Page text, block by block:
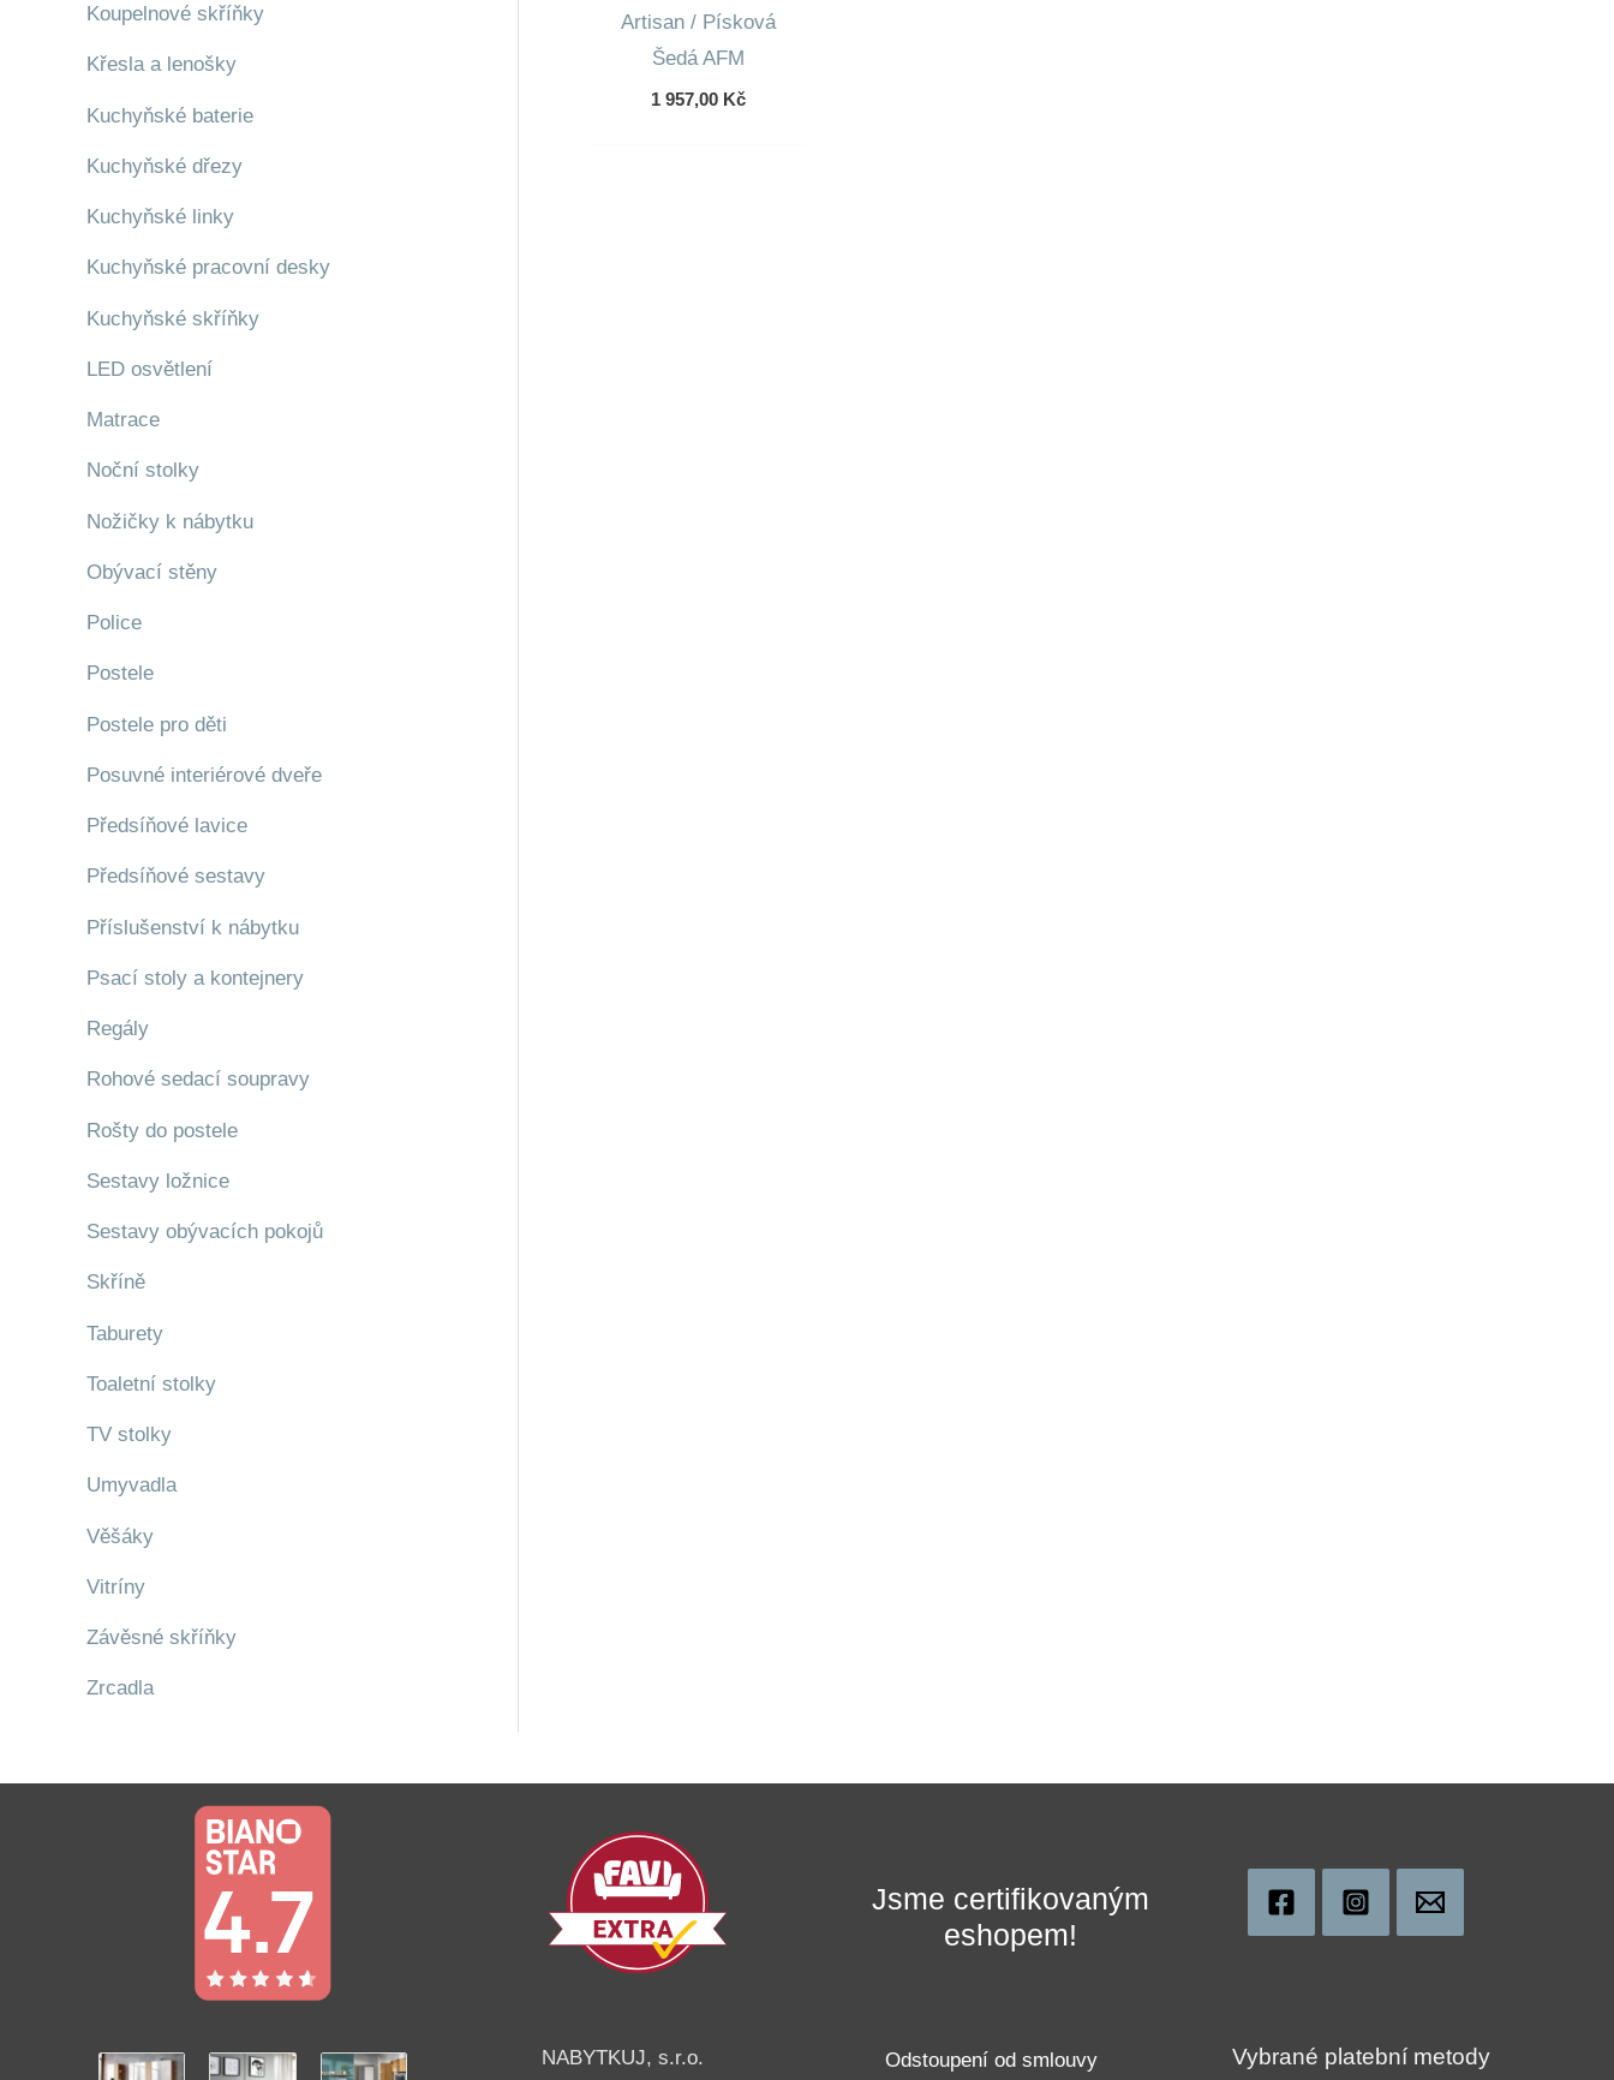
Koupelnové skříňky
Křesla a lenošky
Kuchyňské baterie
Kuchyňské dřezy
Kuchyňské linky
Kuchyňské pracovní desky
Kuchyňské skříňky
LED osvětlení
Matrace
Noční stolky
Nožičky k nábytku
Obývací stěny
Police
Postele
Postele pro děti
Posuvné interiérové dveře
Předsíňové lavice
Předsíňové sestavy
Příslušenství k nábytku
Psací stoly a kontejnery
Regály
Rohové sedací soupravy
Rošty do postele
Sestavy ložnice
Sestavy obývacích pokojů
Skříně
Taburety
Toaletní stolky
TV stolky
Umyvadla
Věšáky
Vitríny
Závěsné skříňky
Zrcadla
Artisan / Písková
Šedá AFM
1 957,00 Kč
Jsme certifikovaným
eshopem!
NABYTKUJ, s.r.o. Odstoupení od smlouvy Vybrané platební metody